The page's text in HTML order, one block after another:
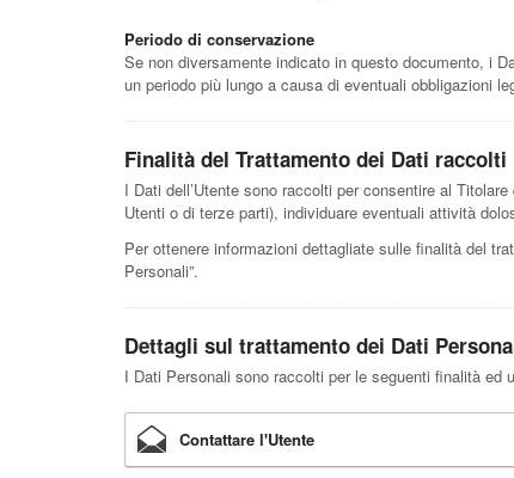
Periodo di conservazione
Se non diversamente indicato in questo documento, i
un periodo più lungo a causa di eventuali obbligazioni
Finalità del Trattamento dei Dati raccolti
I Dati dell’Utente sono raccolti per consentire al
Utenti o di terze parti), individuare eventuali attività
Per ottenere informazioni dettagliate sulle finalità del
Personali”.
Dettagli sul trattamento dei Dati
I Dati Personali sono raccolti per le seguenti finalità ed
Contattare l'Utente